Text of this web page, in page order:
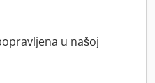
u našoj